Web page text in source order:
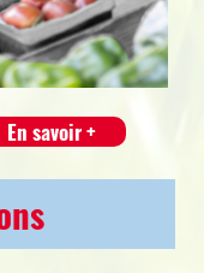
En savoir +